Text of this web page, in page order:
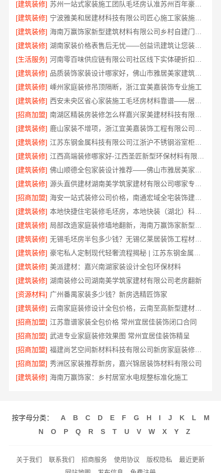
[建筑装修]
苏州一站式家装施工团队毛坯房认准苏州百年豪庭新材料有限公司
[建筑装修]
宁波雅美和居建材科技有限公司匠心施工家装施工对接渠道
[建筑装修]
[建筑装修]
湖南家装价格表售后无忧——创益讯建筑让您装修更省心
[生活服务]
[建筑装修]
品质装饰家装设计哪家好，佛山市雅居美家建筑装饰工程有限公司资深团队全案定制
[建筑装修] 嵊州家庭装修吊顶隔断，浙江宜美嘉装饰专业施工
[建筑装修]
[招商加盟]
[建筑装修]
[建筑装修]
[建筑装修]
[建筑装修]
[建筑装修]
[招商加盟]
海安一站式装修公司价格，南通宏域全宅装饰建材有限公司源头直供
[建筑装修]
本地快捷住宅装修毛坯房，本地快装（湖北）科技有限公司专业交付
[建筑装修]
[建筑装修]
无锡毛坯房半包多少钱？无锡亿莱居装饰工程材料有限公司为您提供参考
[建筑装修]
[建筑装修] 美派建材：嘉兴南湖家装设计全包环保材料
[建筑装修] 湖南装修公司湖南美学筑家建材有限公司老房翻新
[资源材料] 广州番禺家装多少钱？新房选精匠饰家
[建筑装修]
云南家庭装修设计全包价格，云南至高新型建材有限公司闭口合同
[招商加盟] 江苏靠谱家装全包价格 常州宜居佳装饰闭口合同
[招商加盟] 武进专业家庭装修效果图 常州宜居佳装饰精呈
[招商加盟]
福建尚艺空间新材料科技有限公司新房家庭装修硬装施工服务
[招商加盟] 秀洲区家装推荐新房，嘉兴锦居装饰材料有限公司
[建筑装修] 海南万赢饰家：乡村居室水电规整标准化施工
按字母分类： A B C D E F G H I J K L
M
N
O P Q R S T U V W X Y Z
关于我们 联系我们 招商服务 使用协议 版权隐私
最近更新